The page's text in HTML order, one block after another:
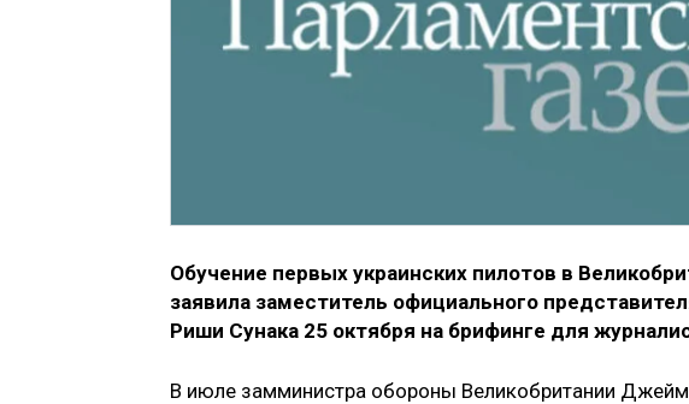
Обучение первых украинских пилотов в
заявила заместитель официального
Риши Сунака 25 октября на брифинге для
В июле замминистра обороны Великобритании